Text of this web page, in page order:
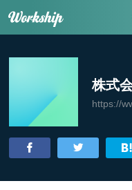
株式
https://